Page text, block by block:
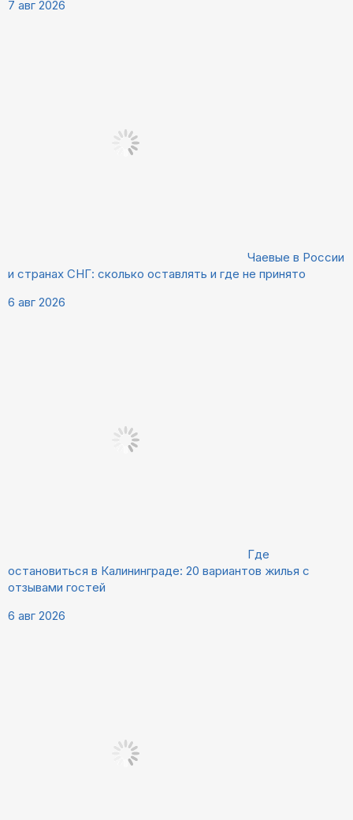
7 авг 2026
Чаевые в России
и странах СНГ: сколько оставлять и где не принято
6 авг 2026
Где
остановиться в Калининграде: 20 вариантов жилья с
отзывами гостей
6 авг 2026